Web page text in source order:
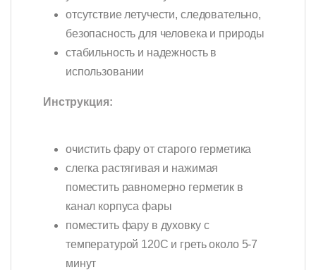
отсутствие летучести, следовательно,
безопасность для человека и природы
стабильность и надежность в
использовании
Инструкция:
очистить фару от старого герметика
слегка растягивая и нажимая
поместить равномерно герметик в
канал корпуса фары
поместить фару в духовку с
температурой 120С и греть около 5-7
минут